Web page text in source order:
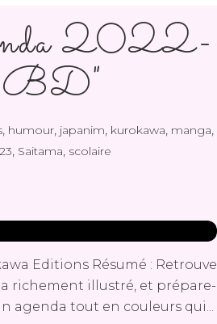
2022-
BD"
, humour, japanim, kurokawa, manga,
, Saitama, scolaire
Editions Résumé : Retrouve
richement illustré, et prépare-
agenda tout en couleurs qui...